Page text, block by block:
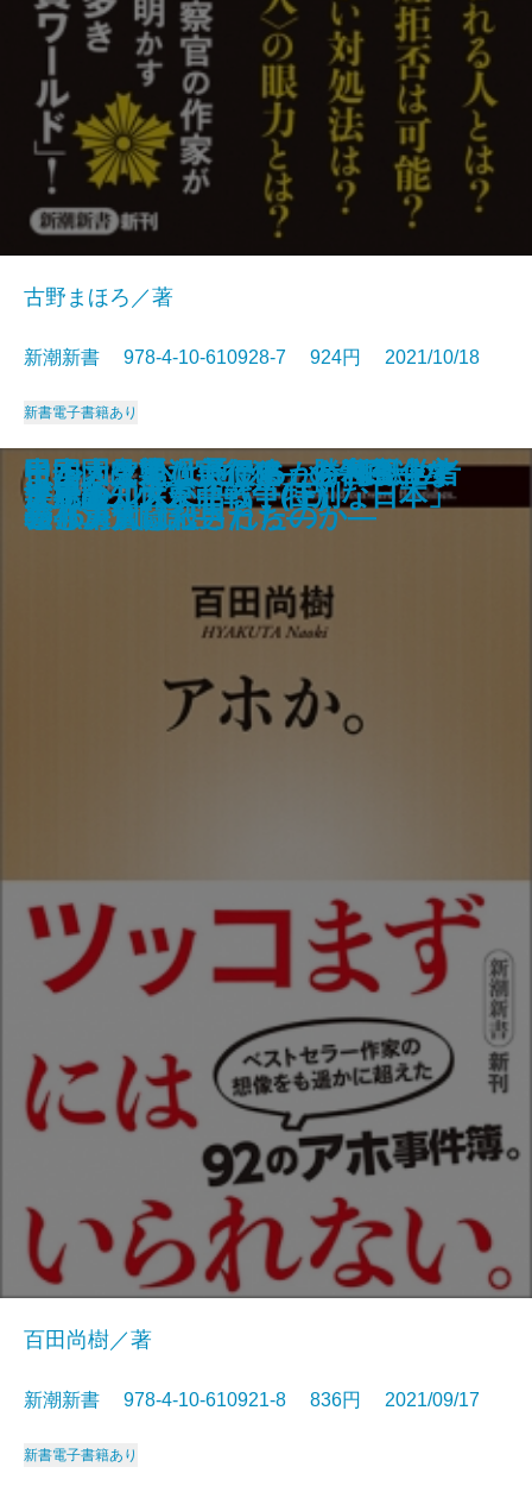
大坂城―秀吉から現代まで 50の秘
話―
ヒトの壁
官邸は今日も間違える
平成のヒット曲
最強脳―『スマホ脳』ハンセン先
生の特別授業―
コロナ後―ハーバード知日派10人
が語る未来―
独身偉人伝
談志のはなし
中国「国恥地図」の謎を解く
職務質問
古野まほろ／著
新潮新書 978-4-10-610928-7 924円 2021/10/18
新書電子書籍あり
アホか。
百田尚樹／著
新潮新書 978-4-10-610921-8 836円 2021/09/17
新書電子書籍あり
ビートルズ
イルカと心は通じるか―海獣学者
の孤軍奮闘記―
世界の知性が語る「特別な日本」
日本大空襲「実行犯」の告白―な
ぜ46万人は殺されたのか―
楽観論
中国「見えない侵略」を可視化す
る
甲子園は通過点です―勝利至上主
義と決別した男たち―
決定版 大東亜戦争(上)
決定版 大東亜戦争(下)